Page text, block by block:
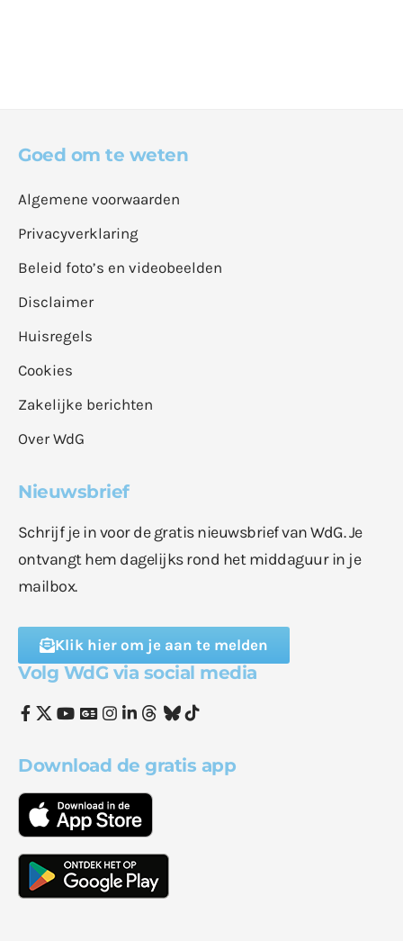
Goed om te weten
Algemene voorwaarden
Privacyverklaring
Beleid foto’s en videobeelden
Disclaimer
Huisregels
Cookies
Zakelijke berichten
Over WdG
Nieuwsbrief
Schrijf je in voor de gratis nieuwsbrief van WdG. Je
ontvangt hem dagelijks rond het middaguur in je
mailbox.
Klik hier om je aan te melden
Volg WdG via social media
Download de gratis app